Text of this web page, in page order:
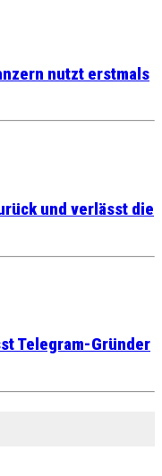
nutzt erstmals
und verlässt die
Telegram-Gründer